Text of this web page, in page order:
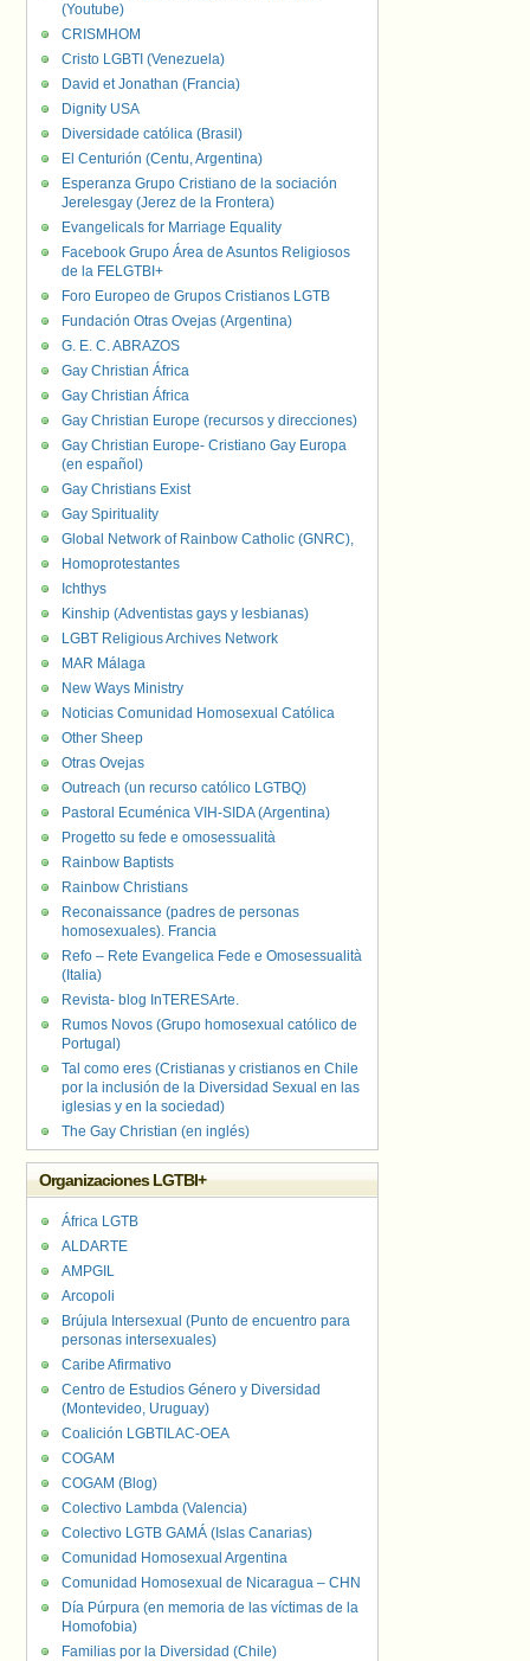
(Youtube)
CRISMHOM
Cristo LGBTI (Venezuela)
David et Jonathan (Francia)
Dignity USA
Diversidade católica (Brasil)
El Centurión (Centu, Argentina)
Esperanza Grupo Cristiano de la sociación
Jerelesgay (Jerez de la Frontera)
Evangelicals for Marriage Equality
Facebook Grupo Área de Asuntos Religiosos
de la FELGTBI+
Foro Europeo de Grupos Cristianos LGTB
Fundación Otras Ovejas (Argentina)
G. E. C. ABRAZOS
Gay Christian África
Gay Christian África
Gay Christian Europe (recursos y direcciones)
Gay Christian Europe- Cristiano Gay Europa
(en español)
Gay Christians Exist
Gay Spirituality
Global Network of Rainbow Catholic (GNRC),
Homoprotestantes
Ichthys
Kinship (Adventistas gays y lesbianas)
LGBT Religious Archives Network
MAR Málaga
New Ways Ministry
Noticias Comunidad Homosexual Católica
Other Sheep
Otras Ovejas
Outreach (un recurso católico LGTBQ)
Pastoral Ecuménica VIH-SIDA (Argentina)
Progetto su fede e omosessualità
Rainbow Baptists
Rainbow Christians
Reconaissance (padres de personas
homosexuales). Francia
Refo – Rete Evangelica Fede e Omosessualità
(Italia)
Revista- blog InTERESArte.
Rumos Novos (Grupo homosexual católico de
Portugal)
Tal como eres (Cristianas y cristianos en Chile
por la inclusión de la Diversidad Sexual en las
iglesias y en la sociedad)
The Gay Christian (en inglés)
Organizaciones LGTBI+
África LGTB
ALDARTE
AMPGIL
Arcopoli
Brújula Intersexual (Punto de encuentro para
personas intersexuales)
Caribe Afirmativo
Centro de Estudios Género y Diversidad
(Montevideo, Uruguay)
Coalición LGBTILAC-OEA
COGAM
COGAM (Blog)
Colectivo Lambda (Valencia)
Colectivo LGTB GAMÁ (Islas Canarias)
Comunidad Homosexual Argentina
Comunidad Homosexual de Nicaragua – CHN
Día Púrpura (en memoria de las víctimas de la
Homofobia)
Familias por la Diversidad (Chile)